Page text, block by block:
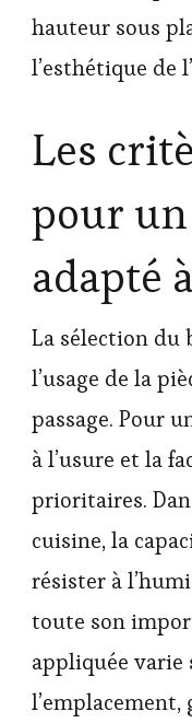
hauteur sous
l’esthétique de
Les
pour
adapté
La sélection du
l’usage de la
passage. Pour
à l’usure et la
prioritaires.
cuisine, la
résister à
toute son
appliquée